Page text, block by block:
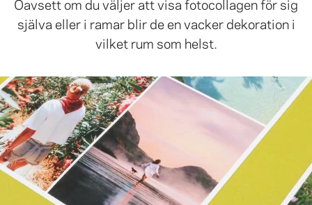
själva eller i ramar blir de en vacker dekoration i
vilket rum som helst.